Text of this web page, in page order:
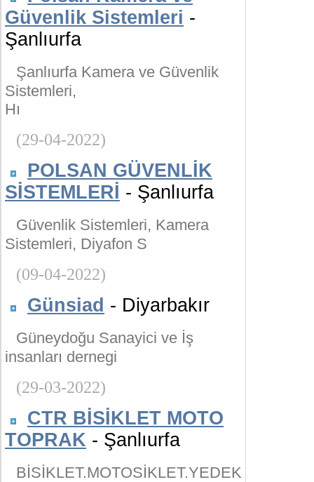
Güvenlik Sistemleri -
Şanlıurfa
Şanlıurfa Kamera ve Güvenlik
Sistemleri,
Hı
(29-04-2022)
POLSAN GÜVENLİK
SİSTEMLERİ - Şanlıurfa
Güvenlik Sistemleri, Kamera
Sistemleri, Diyafon S
(09-04-2022)
Günsiad - Diyarbakır
Güneydoğu Sanayici ve İş
insanları dernegi
(29-03-2022)
CTR BİSİKLET MOTO
TOPRAK - Şanlıurfa
BİSİKLET.MOTOSİKLET.YEDEK